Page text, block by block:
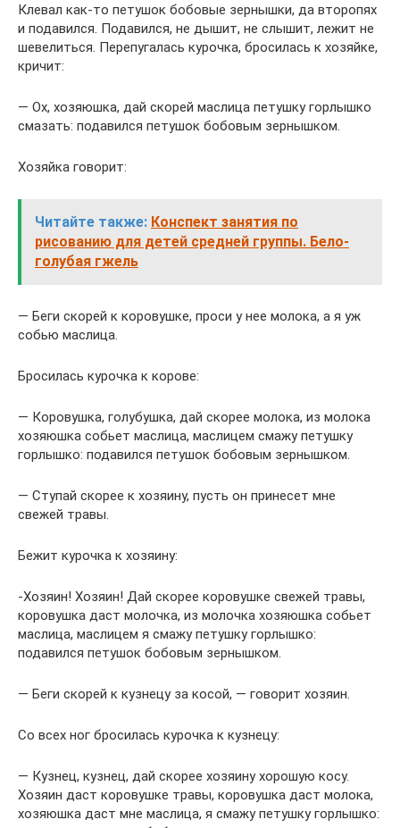
Клевал как-то петушок бобовые зернышки, да второпях
и подавился. Подавился, не дышит, не слышит, лежит не
шевелиться. Перепугалась курочка, бросилась к хозяйке,
кричит:
— Ох, хозяюшка, дай скорей маслица петушку горлышко
смазать: подавился петушок бобовым зернышком.
Хозяйка говорит:
Читайте также: Конспект занятия по
рисованию для детей средней группы. Бело-
голубая гжель
— Беги скорей к коровушке, проси у нее молока, а я уж
собью маслица.
Бросилась курочка к корове:
— Коровушка, голубушка, дай скорее молока, из молока
хозяюшка собьет маслица, маслицем смажу петушку
горлышко: подавился петушок бобовым зернышком.
— Ступай скорее к хозяину, пусть он принесет мне
свежей травы.
Бежит курочка к хозяину:
-Хозяин! Хозяин! Дай скорее коровушке свежей травы,
коровушка даст молочка, из молочка хозяюшка собьет
маслица, маслицем я смажу петушку горлышко:
подавился петушок бобовым зернышком.
— Беги скорей к кузнецу за косой, — говорит хозяин.
Со всех ног бросилась курочка к кузнецу:
— Кузнец, кузнец, дай скорее хозяину хорошую косу.
Хозяин даст коровушке травы, коровушка даст молока,
хозяюшка даст мне маслица, я смажу петушку горлышко: